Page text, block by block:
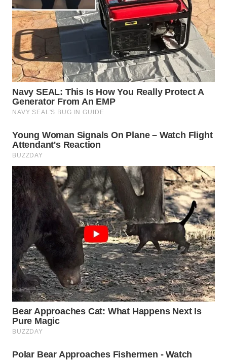
SELATAN
WN
TANJUNG
LESUNG
WN
KARO
WN
LABUHANBATU
WN
TAPANULI
TENGAH
WN DELI
SERDANG
WN
TEBING
TINGGI
WN